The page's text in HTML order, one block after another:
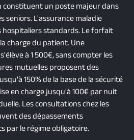
constituent un poste majeur dans
seniors. L'assurance maladie
standards. Le forfait
charge du patient. Une
à 1 500€, sans compter les
mutuelles proposent des
150% de la base de la sécurité
en charge jusqu'à 100€ par nuit
Les consultations chez les
des dépassements
par le régime obligatoire.